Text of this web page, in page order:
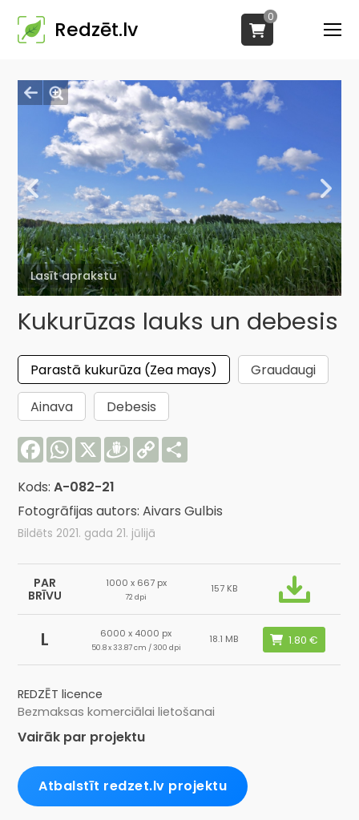
Redzēt.lv
0
Lasīt aprakstu
Kukurūzas lauks un debesis
Parastā kukurūza (Zea mays)
Graudaugi
Ainava
Debesis
FacebookWhatsApp
X Draugiem
Copy
Link
Kods:A-082-21
Fotogrāfijas autors: Aivars Gulbis
Bildēts 2021. gada 21. jūlijā
PAR
BRĪVU
1000 x 667 px
72 dpi
157 KB
L 6000 x 4000 px
50.8 x 33.87 cm / 300 dpi
18.1 MB
REDZĒT licence
Bezmaksas komerciālai lietošanai
Vairāk par projektu
Atbalstīt redzet.lv projektu